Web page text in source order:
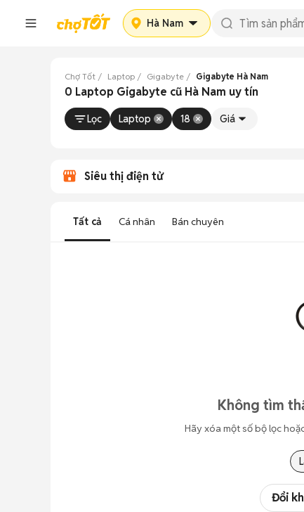
Hà Nam
Chợ Tốt Laptop Gigabyte Gigabyte Hà Nam
0 Laptop Gigabyte cũ Hà Nam uy tín
Lọc Laptop 18 Giá
Siêu thị điện tử
Tất cả Cá nhân Bán chuyên
Không tìm
Hãy xóa một số bộ lọc
Đổi